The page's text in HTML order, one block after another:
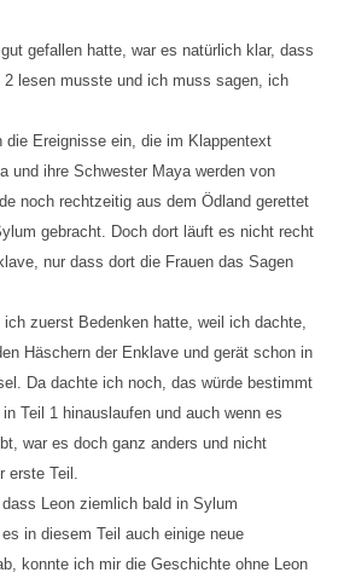
gefallen hatte, war es natürlich klar, dass
2 lesen musste und ich muss sagen, ich
die Ereignisse ein, die im Klappentext
und ihre Schwester Maya werden von
noch rechtzeitig aus dem Ödland gerettet
gebracht. Doch dort läuft es nicht recht
nur dass dort die Frauen das Sagen
zuerst Bedenken hatte, weil ich dachte,
Häschern der Enklave und gerät schon in
Da dachte ich noch, das würde bestimmt
Teil 1 hinauslaufen und auch wenn es
war es doch ganz anders und nicht
erste Teil.
Leon ziemlich bald in Sylum
in diesem Teil auch einige neue
konnte ich mir die Geschichte ohne Leon